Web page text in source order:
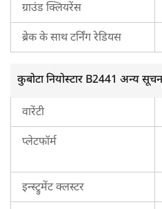
ग्राउंड क्लियरेंस
ब्रेक के साथ टर्निंग रेडियस
कुबोटा नियोस्टार B2441 अन्य
वारेंटी
प्लेटफॉर्म
इन्स्ट्रुमेंट क्लस्टर